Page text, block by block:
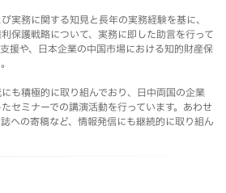
実務に関する知見と長年の実務経験を基に、
保護戦略について、実務に即した助言を行って
援や、日本企業の中国市場における知的財産保
も積極的に取り組んでおり、日中両国の企業
セミナーでの講演活動を行っています。あわせ
への寄稿など、情報発信にも継続的に取り組ん